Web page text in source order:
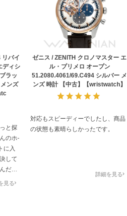
リバイ
ディシ
ラッ
ンズ
見る
と探
のホ-
に入
して
だ末
が届
ゼニス / ZENITH クロノマスター エ
ル・プリメロ オープン
51.2080.4061/69.C494 シルバー メ
ンズ 時計 【中古】【wristwatch】
詳細を見る
対応もスピーディーでしたし、商品
の状態も素晴らしかったです。